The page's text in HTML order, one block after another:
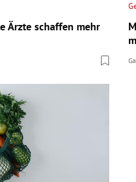
Ärzte schaffen mehr